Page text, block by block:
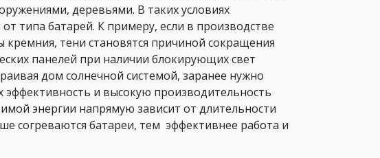
деревьями. В таких условиях
типа батарей. К примеру, если в производстве
тени становятся причиной сокращения
панелей при наличии блокирующих свет
дом солнечной системой, заранее нужно
эффективность и высокую производительность
энергии напрямую зависит от длительности
согреваются батареи, тем эффективнее работа и